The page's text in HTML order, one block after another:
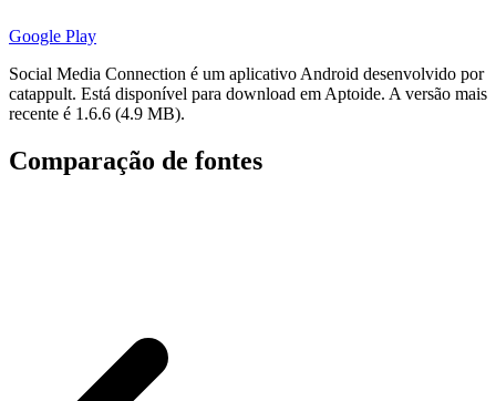
Google Play
Social Media Connection é um aplicativo Android desenvolvido por
catappult. Está disponível para download em Aptoide. A versão mais
recente é 1.6.6 (4.9 MB).
Comparação de fontes